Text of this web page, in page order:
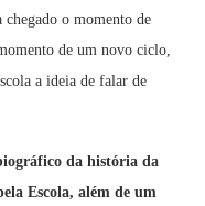
o momento de
de um novo ciclo,
a ideia de falar de
da história da
Escola, além de um